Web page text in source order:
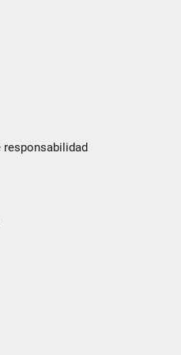
responsabilidad